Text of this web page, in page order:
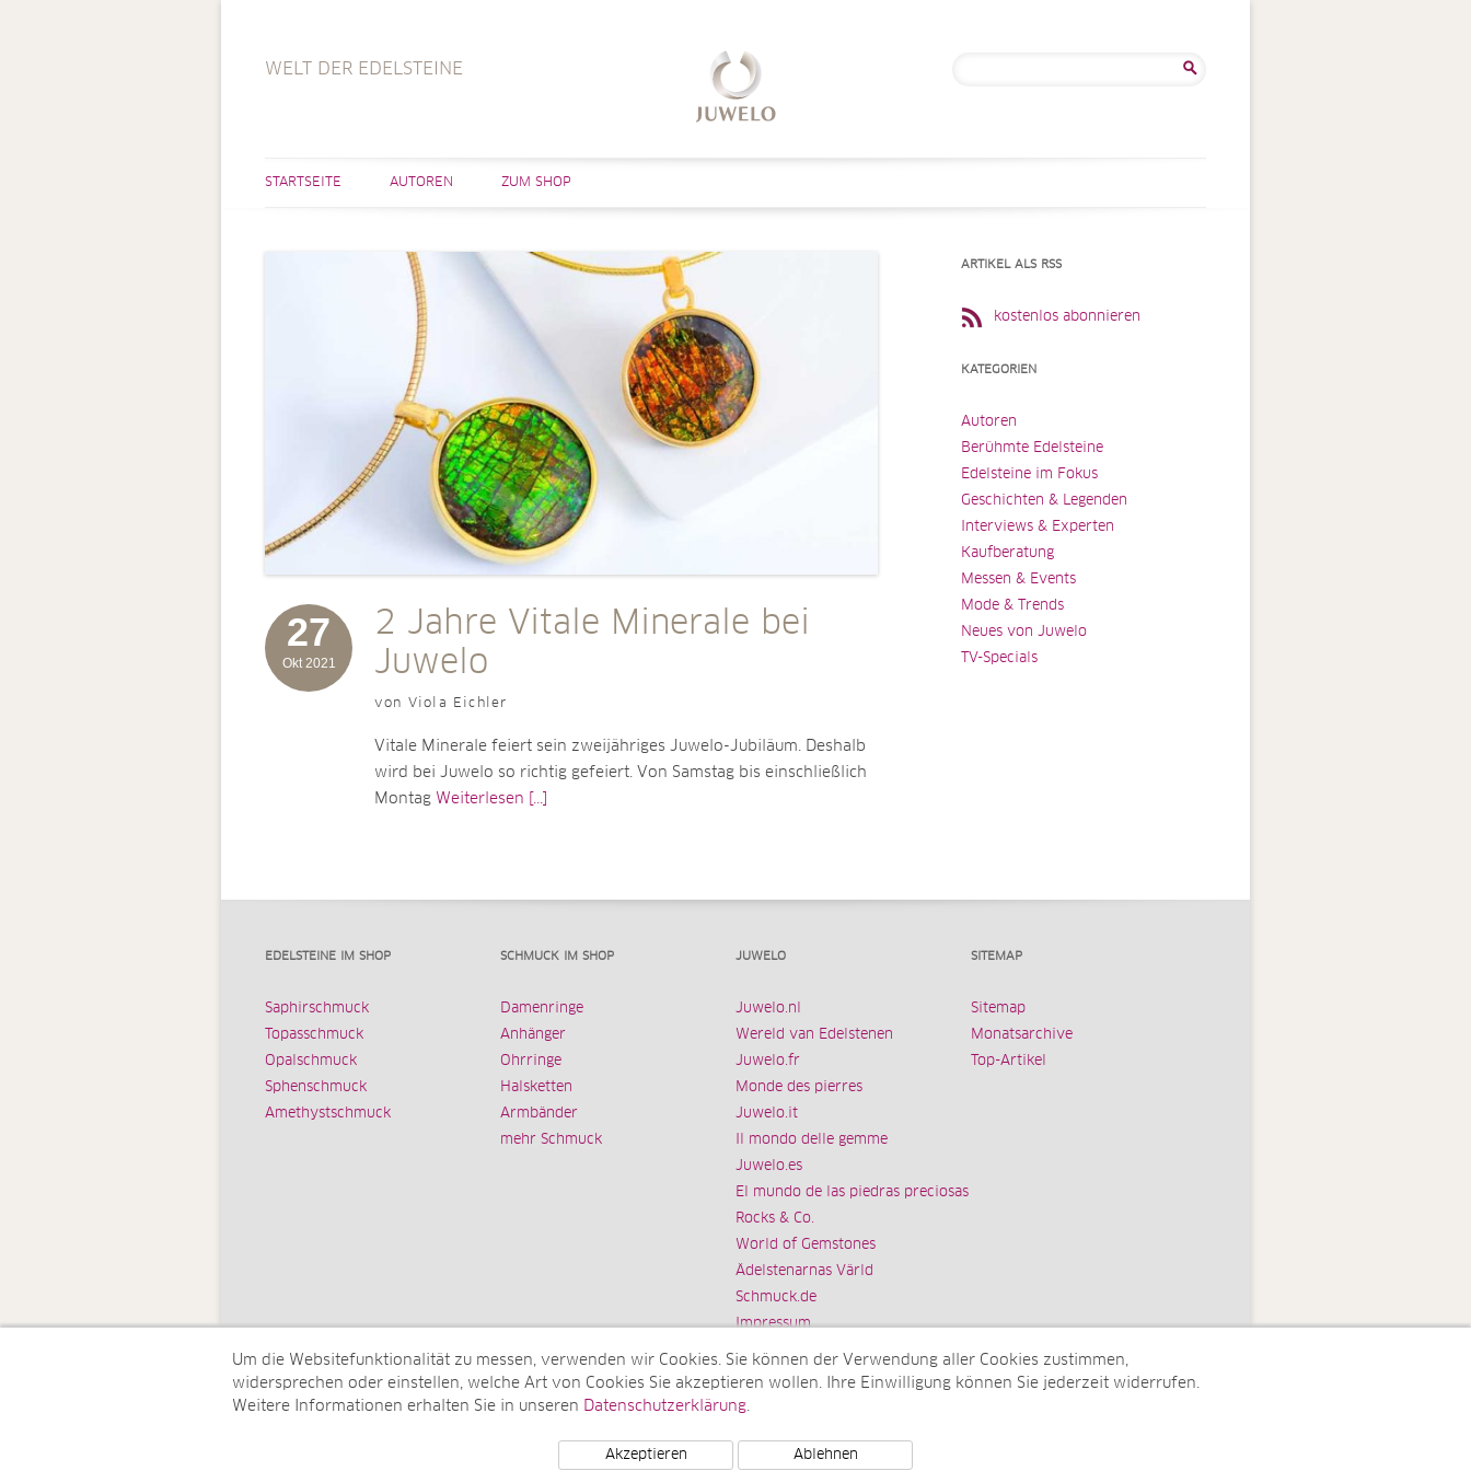
WELT DER EDELSTEINE
STARTSEITE AUTOREN ZUM SHOP
27
Okt 2021
2 Jahre Vitale Minerale bei
Juwelo
von Viola Eichler
Vitale Minerale feiert sein zweijähriges Juwelo-Jubiläum. Deshalb
wird bei Juwelo so richtig gefeiert. Von Samstag bis einschließlich
Montag Weiterlesen [...]
ARTIKEL ALS RSS
kostenlos abonnieren
KATEGORIEN
Autoren
Berühmte Edelsteine
Edelsteine im Fokus
Geschichten & Legenden
Interviews & Experten
Kaufberatung
Messen & Events
Mode & Trends
Neues von Juwelo
TV-Specials
EDELSTEINE IM SHOP
Saphirschmuck
Topasschmuck
Opalschmuck
Sphenschmuck
Amethystschmuck
SCHMUCK IM SHOP
Damenringe
Anhänger
Ohrringe
Halsketten
Armbänder
mehr Schmuck
JUWELO
Juwelo.nl
Wereld van Edelstenen
Juwelo.fr
Monde des pierres
Juwelo.it
Il mondo delle gemme
Juwelo.es
El mundo de las piedras preciosas
Rocks & Co.
World of Gemstones
Ädelstenarnas Värld
Schmuck.de
Impressum
SITEMAP
Sitemap
Monatsarchive
Top-Artikel
© Juwelo Deutschland GmbH (ein Tochterunternehmen der elumeo SE)
Um die Websitefunktionalität zu messen, verwenden wir Cookies. Sie können der Verwendung aller Cookies zustimmen,
widersprechen oder einstellen, welche Art von Cookies Sie akzeptieren wollen. Ihre Einwilligung können Sie jederzeit widerrufen.
Weitere Informationen erhalten Sie in unseren Datenschutzerklärung.
Akzeptieren Ablehnen